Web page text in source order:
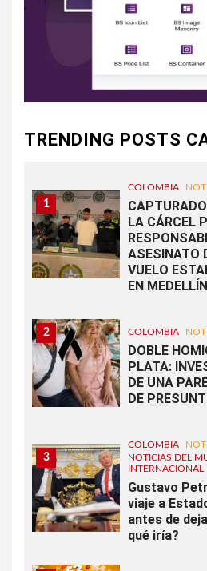
TRENDING POSTS
1
COLOMBIA
LA CÁRCEL
ASESINATO
VUELO
EN MEDELLÍN
2 COLOMBIA
DOBLE
PLATA:
DE UNA
DE
3
COLOMBIA
NOTICIAS DEL
INTERNACIONAL
Gustavo
viaje a
antes de
qué iría?